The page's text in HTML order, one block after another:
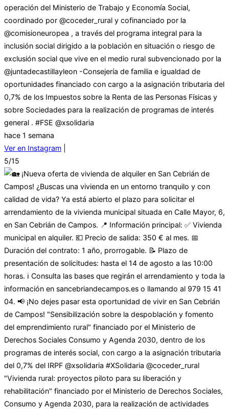
operación del Ministerio de Trabajo y Economía Social,
coordinado por @coceder_rural y cofinanciado por la
@comisioneuropea , a través del programa integral para la
inclusión social dirigido a la población en situación o riesgo de
exclusión social que vive en el medio rural subvencionado por la
@juntadecastillayleon -Consejería de familia e igualdad de
oportunidades financiado con cargo a la asignación tributaria del
0,7% de los Impuestos sobre la Renta de las Personas Físicas y
sobre Sociedades para la realización de programas de interés
general . #FSE @xsolidaria
hace 1 semana
Ver en Instagram
5/15